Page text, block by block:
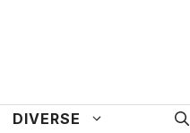
DIVERSE